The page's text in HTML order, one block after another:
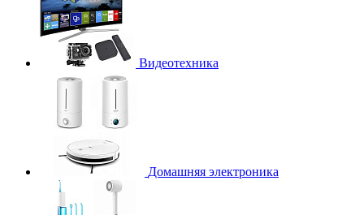
Видеотехника
Домашняя электроника